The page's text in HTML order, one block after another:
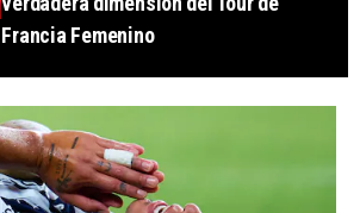
Francia Femenino